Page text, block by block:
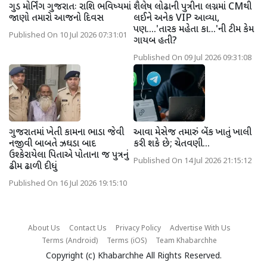
ગુડ મોર્નિંગ ગુજરાતઃ રાશિ ભવિષ્યમાં
જાણો તમારો આજનો દિવસ
Published On 10 Jul 2026 07:31:01
શૈલેષ લોઢાની પુત્રીના લગ્નમાં CMથી
લઈને અનેક VIP આવ્યા,
પણ....'તારક મહેતા કા...'ની ટીમ કેમ
ગાયબ હતી?
Published On 09 Jul 2026 09:31:08
ગુજરાતમાં ખેતી કામના ભાડા જેવી
નજીવી બાબતે ઝઘડા બાદ
ઉશ્કેરાયેલા પિતાએ પોતાના જ પુત્રનું
ઢીમ ઢાળી દીધું
Published On 16 Jul 2026 19:15:10
આવા મેસેજ તમારું બેંક ખાતું ખાલી
કરી શકે છે; ચેતવણી...
Published On 14 Jul 2026 21:15:12
About Us Contact Us Privacy Policy
Advertise With Us
Terms (Android)
Terms (iOS) Team Khabarchhe
Copyright (c) Khabarchhe All Rights Reserved.